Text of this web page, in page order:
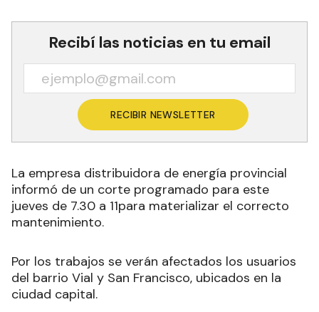
Recibí las noticias en tu email
RECIBIR NEWSLETTER
La empresa distribuidora de energía provincial
informó de un corte programado para este
jueves de 7.30 a 11para materializar el correcto
mantenimiento.
Por los trabajos se verán afectados los usuarios
del barrio Vial y San Francisco, ubicados en la
ciudad capital.